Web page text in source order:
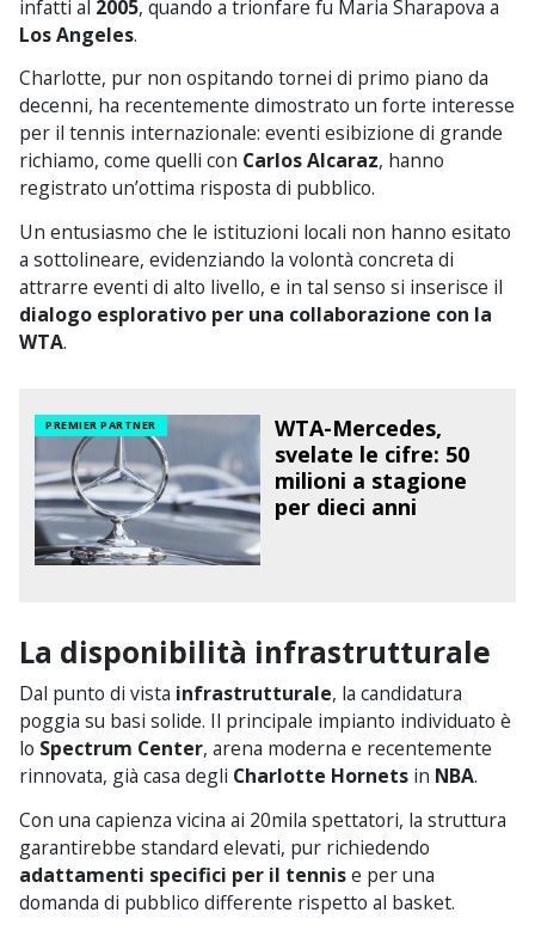
infatti al 2005, quando a trionfare fu Maria Sharapova a
Los Angeles.
Charlotte, pur non ospitando tornei di primo piano da
decenni, ha recentemente dimostrato un forte interesse
per il tennis internazionale: eventi esibizione di grande
richiamo, come quelli con Carlos Alcaraz, hanno
registrato un’ottima risposta di pubblico.
Un entusiasmo che le istituzioni locali non hanno esitato
a sottolineare, evidenziando la volontà concreta di
attrarre eventi di alto livello, e in tal senso si inserisce il
dialogo esplorativo per una collaborazione con la
WTA.
PREMIER PARTNER
WTA-Mercedes,
svelate le cifre: 50
milioni a stagione
per dieci anni
La disponibilità infrastrutturale
Dal punto di vista infrastrutturale, la candidatura
poggia su basi solide. Il principale impianto individuato è
lo Spectrum Center, arena moderna e recentemente
rinnovata, già casa degli Charlotte Hornetsin NBA.
Con una capienza vicina ai 20mila spettatori, la struttura
garantirebbe standard elevati, pur richiedendo
adattamenti specifici per il tennise per una
domanda di pubblico differente rispetto al basket.